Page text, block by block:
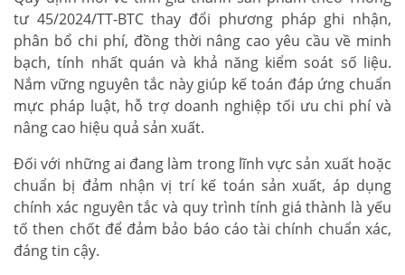
tư 45/2024/TT-BTC thay đổi phương pháp ghi nhận,
phân bổ chi phí, đồng thời nâng cao yêu cầu về minh
bạch, tính nhất quán và khả năng kiểm soát số liệu.
Nắm vững nguyên tắc này giúp kế toán đáp ứng chuẩn
mực pháp luật, hỗ trợ doanh nghiệp tối ưu chi phí và
nâng cao hiệu quả sản xuất.
Đối với những ai đang làm trong lĩnh vực sản xuất hoặc
chuẩn bị đảm nhận vị trí kế toán sản xuất, áp dụng
chính xác nguyên tắc và quy trình tính giá thành là yếu
tố then chốt để đảm bảo báo cáo tài chính chuẩn xác,
đáng tin cậy.